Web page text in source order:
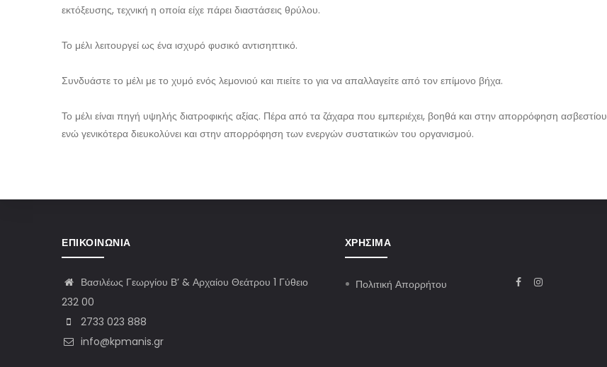
εκτόξευσης, τεχνική η οποία είχε πάρει διαστάσεις θρύλου.
Το μέλι λειτουργεί ως ένα ισχυρό φυσικό αντισηπτικό.
Συνδυάστε το μέλι με το χυμό ενός λεμονιού και πιείτε το για να απαλλαγείτε από τον επίμονο βήχα.
Το μέλι είναι πηγή υψηλής διατροφικής αξίας. Πέρα από τα ζάχαρα που εμπεριέχει, βοηθά και στην απορρόφηση ασβεστίου
ενώ γενικότερα διευκολύνει και στην απορρόφηση των ενεργών συστατικών του οργανισμού.
ΕΠΙΚΟΙΝΩΝΊΑ
Βασιλέως Γεωργίου Β’ & Αρχαίου Θεάτρου 1 Γύθειο
232 00
2733 023 888
info@kpmanis.gr
ΧΡΉΣΙΜΑ
Πολιτική Απορρήτου